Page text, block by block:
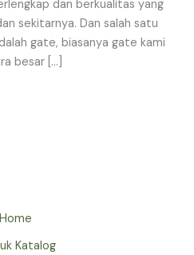
dan berkualitas yang
sekitarnya. Dan salah satu
gate, biasanya gate kami
besar […]
Home
Katalog